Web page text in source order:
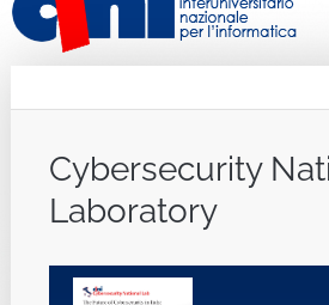
Cybersecurity
Laboratory